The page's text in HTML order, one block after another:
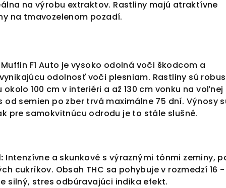
na výrobu extraktov. Rastliny majú atraktívne
na tmavozelenom pozadí.
F1 Auto je vysoko odolná voči škodcom a
odolnosť voči plesniam. Rastliny sú
100 cm v interiéri a až 130 cm vonku na voľnej
od semien po zber trvá maximálne 75 dní. Výnosy
pre samokvitnúcu odrodu je to stále slušné.
Intenzívne a skunkové s výraznými tónmi zeminy,
cukríkov. Obsah THC sa pohybuje v rozmedzí 16 -
silný, stres odbúravajúci indika efekt.